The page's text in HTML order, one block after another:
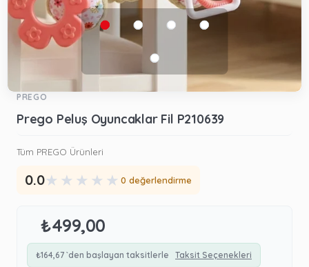
PREGO
Prego Peluş Oyuncaklar Fil P210639
Tüm PREGO Ürünleri
0.0★ ★ ★ ★ ★ 0 değerlendirme
₺499,00
₺164,67 `den başlayan taksitlerle Taksit Seçenekleri